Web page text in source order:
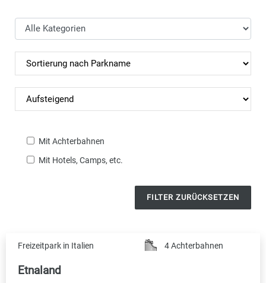
Mit Achterbahnen
Mit Hotels, Camps, etc.
FILTER ZURÜCKSETZEN
Freizeitpark in Italien
Etnaland
4 Achterbahnen